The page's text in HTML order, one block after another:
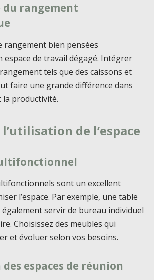
du rangement
rangement bien pensées
espace de travail dégagé. Intégrer
tels que des caissons et
faire une grande différence dans
la productivité.
de l’espace
sont un excellent
l’espace. Par exemple, une table
servir de bureau individuel
Choisissez des meubles qui
et évoluer selon vos besoins.
espaces de réunion